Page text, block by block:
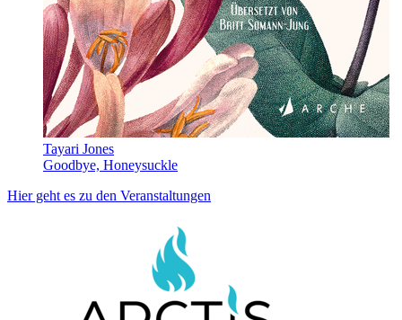
Tayari Jones
Goodbye, Honeysuckle
Hier geht es zu den Veranstaltungen